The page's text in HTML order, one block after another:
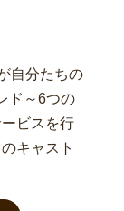
自分たちの
ド～6つの
ビスを行
キャスト